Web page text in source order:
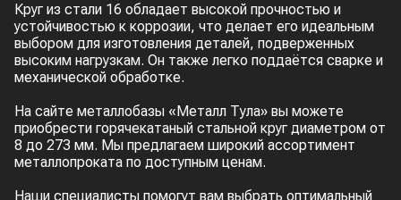
Круг из стали 16 обладает высокой прочностью и
устойчивостью к коррозии, что делает его идеальным
выбором для изготовления деталей, подверженных
высоким нагрузкам. Он также легко поддаётся сварке и
механической обработке.
На сайте металлобазы «Металл Тула» вы можете
приобрести горячекатаный стальной круг диаметром от
8 до 273 мм. Мы предлагаем широкий ассортимент
металлопроката по доступным ценам.
Наши специалисты помогут вам выбрать оптимальный